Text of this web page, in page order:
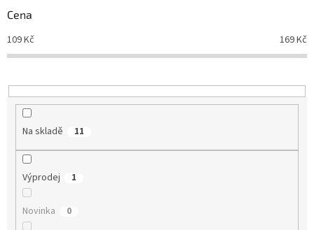
r
o
d
u
t
ů
Cena
109Kč 169Kč
Na skladě 11
Výprodej 1
Novinka 0